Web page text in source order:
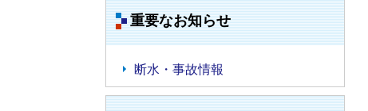
重要なお知らせ
断水・事故情報